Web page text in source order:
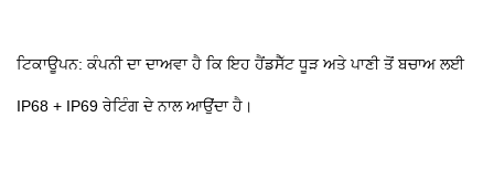
ਟਿਕਾਊਪਨ: ਕੰਪਨੀ ਦਾ ਦਾਅਵਾ ਹੈ ਕਿ ਇਹ ਹੈਂਡਸੈੱਟ ਧੂੜ ਅਤੇ ਪਾਣੀ ਤੋਂ ਬਚਾਅ ਲਈ
IP68 + IP69 ਰੇਟਿੰਗ ਦੇ ਨਾਲ ਆਉਂਦਾ ਹੈ।